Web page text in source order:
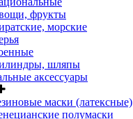
фрукты
морские
шляпы
аксессуары
маски (латексные)
полумаски